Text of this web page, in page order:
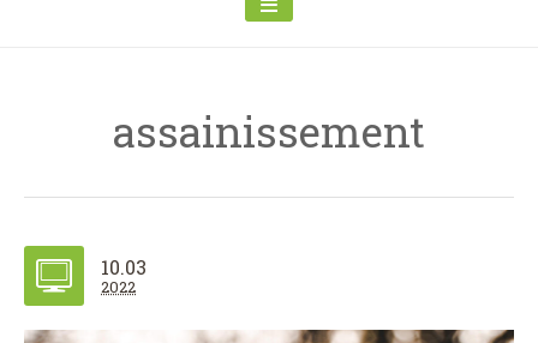
assainissement
10.03
2022